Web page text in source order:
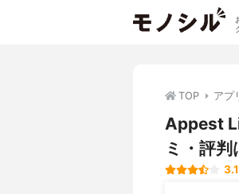
TOP アプ
Appest
ミ・評